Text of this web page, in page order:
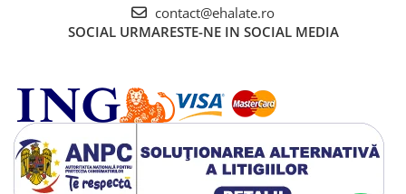
contact@ehalate.ro
SOCIAL URMARESTE-NE IN SOCIAL MEDIA